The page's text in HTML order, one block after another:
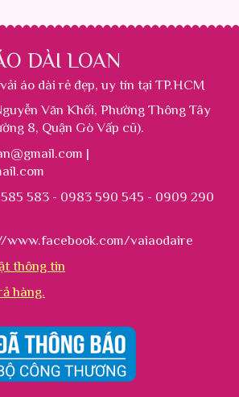
DÀI LOAN
vải áo dài rẻ đẹp, uy tín tại TP.HCM
Văn Khối, Phường Thông Tây
8, Quận Gò Vấp cũ).
|
583 - 0983 590 545 - 0909 290
www.facebook.com/vaiaodaire
thông tin
hàng.